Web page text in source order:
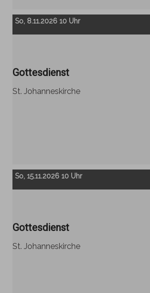
So, 8.11.2026 10 Uhr
Gottesdienst
St. Johanneskirche
So, 15.11.2026 10 Uhr
Gottesdienst
St. Johanneskirche